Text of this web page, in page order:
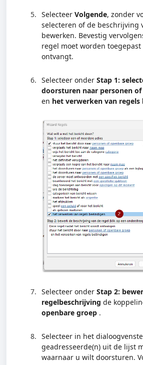
Selecteer Volgende, zonder
selecteren of de beschrijving
bewerken. Bevestig
regel moet worden
ontvangt.
Selecteer onder Stap 1:
doorsturen naar personen
en het verwerken van regels
Selecteer onder Stap 2:
regelbeschrijving de
openbare groep .
Selecteer in het
geadresseerde(n) uit de lijst
waarnaar u wilt doorsturen.